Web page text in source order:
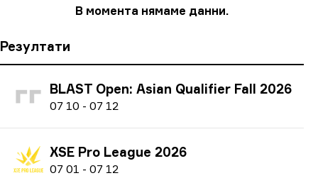
В момента нямаме данни.
Резултати
BLAST Open: Asian Qualifier Fall 2026
07 10 - 07 12
XSE Pro League 2026
07 01 - 07 12